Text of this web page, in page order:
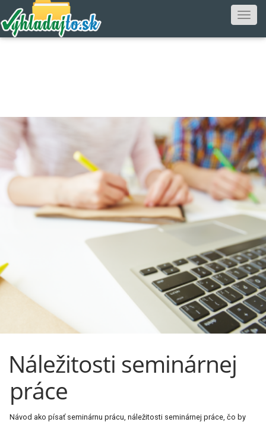
Náležitosti seminárnej
práce
Návod ako písať seminárnu prácu, náležitosti seminárnej práce, čo by